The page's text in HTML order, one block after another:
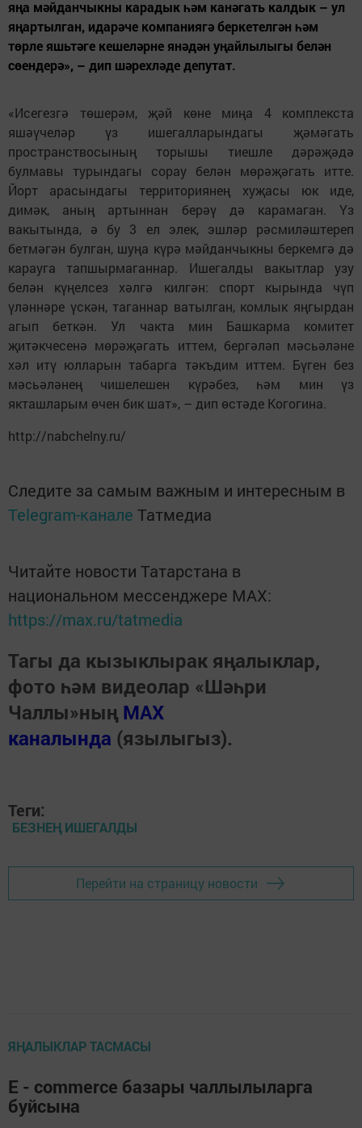
яңа мәйданчыкны карадык һәм канәгать калдык – ул
яңартылган, идарәче компаниягә беркетелгән һәм
төрле яшьтәге кешеләрне янәдән уңайлылыгы белән
сөендерә», – дип шәрехләде депутат.
«Исегезгә төшерәм, җәй көне миңа 4 комплекста
яшәүчеләр үз ишегалларындагы җәмәгать
пространствосының торышы тиешле дәрәҗәдә
булмавы турындагы сорау белән мөрәҗәгать итте.
Йорт арасындагы территориянең хуҗасы юк иде,
димәк, аның артыннан берәү дә карамаган. Үз
вакытында, ә бу 3 ел элек, эшләр рәсмиләштереп
бетмәгән булган, шуңа күрә мәйданчыкны беркемгә дә
карауга тапшырмаганнар. Ишегалды вакытлар узу
белән күңелсез хәлгә килгән: спорт кырында чүп
үләннәре үскән, таганнар ватылган, комлык яңгырдан
агып беткән. Ул чакта мин Башкарма комитет
җитәкчесенә мөрәҗәгать иттем, бергәләп мәсьәләне
хәл итү юлларын табарга тәкъдим иттем. Бүген без
мәсьәләнең чишелешен күрәбез, һәм мин үз
якташларым өчен бик шат», – дип өстәде Когогина.
http://nabchelny.ru/
Следите за самым важным и интересным в
Telegram-канале Татмедиа
Читайте новости Татарстана в
национальном мессенджере MАХ:
https://max.ru/tatmedia
Тагы да кызыклырак яңалыклар,
фото һәм видеолар «Шәһри
Чаллы»ның MAX
каналында (язылыгыз).
Теги:
БЕЗНЕҢ ИШЕГАЛДЫ
Перейти на страницу новости
ЯҢАЛЫКЛАР ТАСМАСЫ
Е - сommerce базары чаллылыларга
буйсына